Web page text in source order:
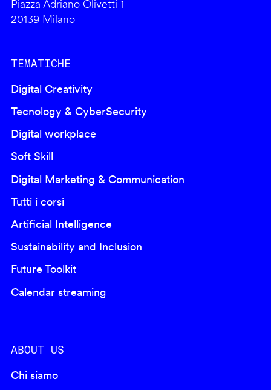
Piazza Adriano Olivetti 1
20139 Milano
TEMATICHE
Digital Creativity
Tecnology & CyberSecurity
Digital workplace
Soft Skill
Digital Marketing & Communication
Tutti i corsi
Artificial Intelligence
Sustainability and Inclusion
Future Toolkit
Calendar streaming
ABOUT US
Chi siamo